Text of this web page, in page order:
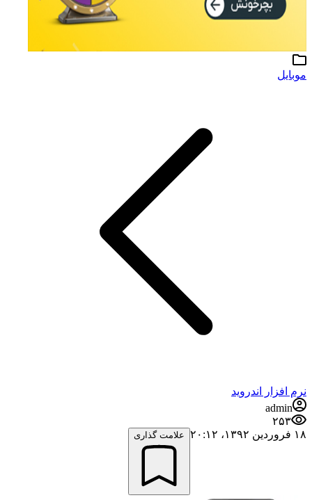
موبایل
نرم افزار اندروید
admin
۲۵۳
۱۸ فروردین ۱۳۹۲،‏ ۲۰:۱۲
علامت گذاری